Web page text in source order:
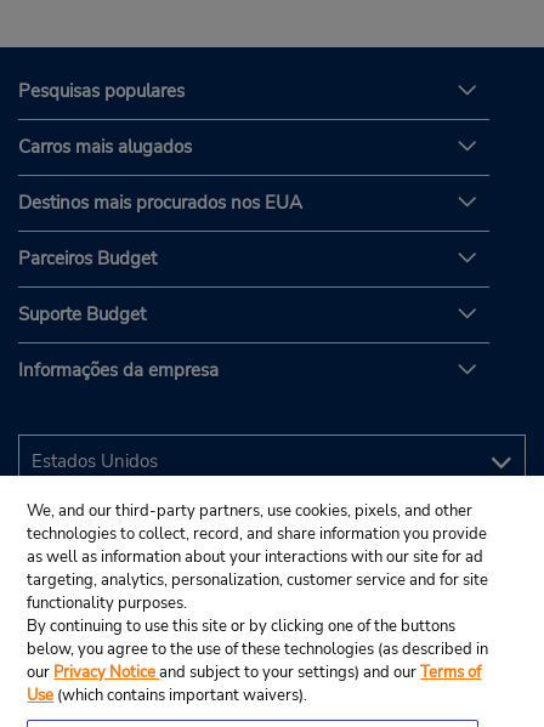
Pesquisas populares
Carros mais alugados
Destinos mais procurados nos EUA
Parceiros Budget
Suporte Budget
Informações da empresa
We, and our third-party partners, use cookies, pixels, and other
technologies to collect, record, and share information you provide
as well as information about your interactions with our site for ad
targeting, analytics, personalization, customer service and for site
functionality purposes.
By continuing to use this site or by clicking one of the buttons
below, you agree to the use of these technologies (as described in
our Privacy Noticeand subject to your settings) and ourTerms of
Use (which contains important waivers).